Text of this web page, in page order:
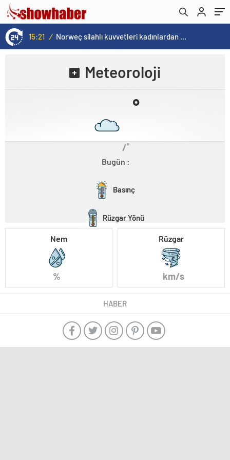
15:21 / Norweç silahlı kuvvetleri kadınlardan oluşan özel kuvvetler eğitimlerini başlattı.
Meteoroloji
˚
/˚
Bugün :
Basınç
Rüzgar Yönü
Nem
%
Rüzgar
km/s
HABER